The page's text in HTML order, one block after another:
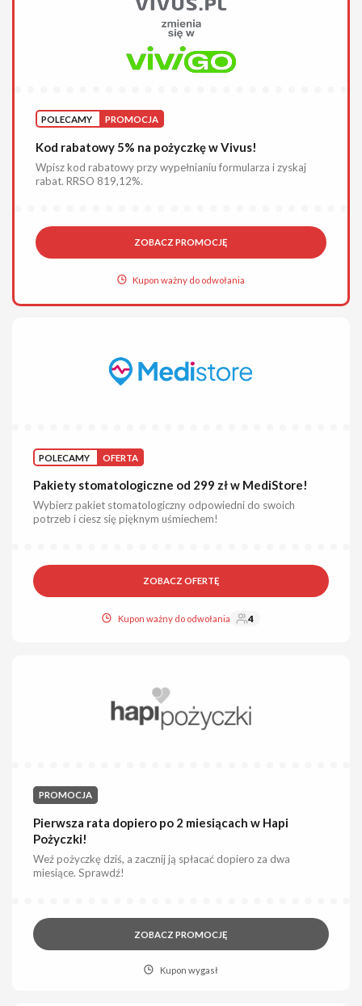
POLECAMY PROMOCJA
Kod rabatowy 5% na pożyczkę w Vivus!
Wpisz kod rabatowy przy wypełnianiu formularza i zyskaj
rabat. RRSO 819,12%.
ZOBACZ PROMOCJĘ
Kupon ważny do odwołania
POLECAMY OFERTA
Pakiety stomatologiczne od 299 zł w MediStore!
Wybierz pakiet stomatologiczny odpowiedni do swoich
potrzeb i ciesz się pięknym uśmiechem!
ZOBACZ OFERTĘ
Kupon ważny do odwołania 4
PROMOCJA
Pierwsza rata dopiero po 2 miesiącach w Hapi
Pożyczki!
Weź pożyczkę dziś, a zacznij ją spłacać dopiero za dwa
miesiące. Sprawdź!
ZOBACZ PROMOCJĘ
Kupon wygasł